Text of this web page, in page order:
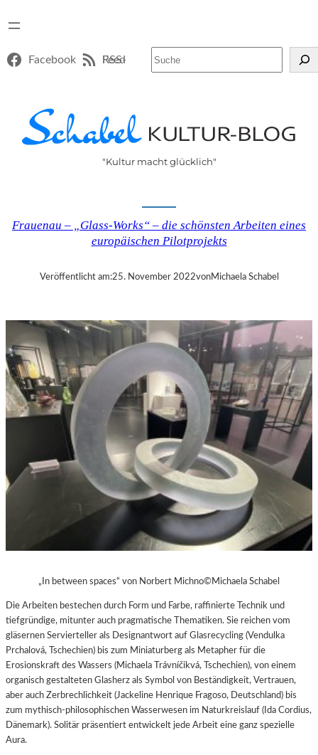
Facebook RSS-Feed
"Kultur macht glücklich"
Frauenau – „Glass-Works“ – die schönsten Arbeiten eines
europäischen Pilotprojekts
Veröffentlicht am:25. November 2022vonMichaela Schabel
„In between spaces“ von Norbert Michno©Michaela Schabel
Die Arbeiten bestechen durch Form und Farbe, raffinierte Technik und
tiefgründige, mitunter auch pragmatische Thematiken. Sie reichen vom
gläsernen Servierteller als Designantwort auf Glasrecycling (Vendulka
Prchalová, Tschechien) bis zum Miniaturberg als Metapher für die
Erosionskraft des Wassers (Michaela Trávníčikvá, Tschechien), von einem
organisch gestalteten Glasherz als Symbol von Beständigkeit, Vertrauen,
aber auch Zerbrechlichkeit (Jackeline Henrique Fragoso, Deutschland) bis
zum mythisch-philosophischen Wasserwesen im Naturkreislauf (Ida Cordius,
Dänemark). Solitär präsentiert entwickelt jede Arbeit eine ganz spezielle
Aura.